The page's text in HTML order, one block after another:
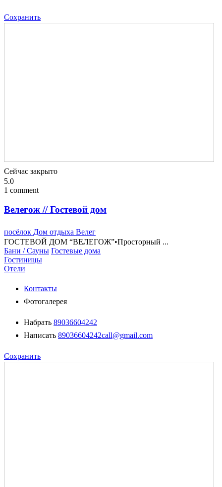
Сохранить
Сейчас закрыто
5.0
1 comment
Велегож // Гостевой дом
посёлок Дом отдыха Велег
ГОСТЕВОЙ ДОМ “ВЕЛЕГОЖ”•Просторный ...
Бани / Сауны Гостевые дома
Гостиницы
Отели
Контакты
Фотогалерея
Набрать 89036604242
Написать 89036604242call@gmail.com
Сохранить